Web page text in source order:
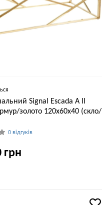
Signal Escada A II
золото 120х60х40 (скло/
0 відгуків
грн
40 см